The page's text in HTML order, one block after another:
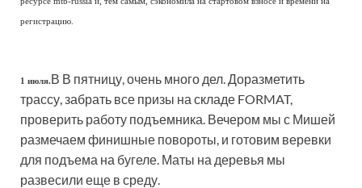
регистрацию.
1 июля.В В пятницу, очень много дел. Доразметить
трассу, забрать все призы на складе FORMAT,
проверить работу подъемника. Вечером мы с Мишей
размечаем финишные повороты, и готовим веревки
для подъема на бугеле. Маты на деревья мы
развесили еще в среду.